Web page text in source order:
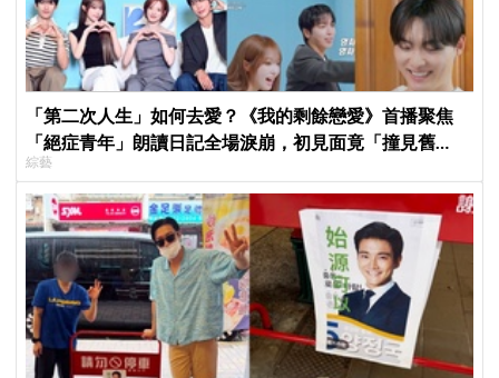
「第二次人生」如何去愛？《我的剩餘戀愛》首播聚焦
「絕症青年」朗讀日記全場淚崩，初見面竟「撞見舊
識」！
綜藝